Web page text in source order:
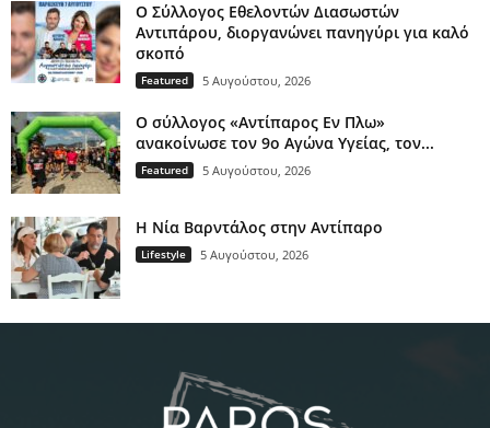
O Σύλλογος Εθελοντών Διασωστών
Αντιπάρου, διοργανώνει πανηγύρι για καλό
σκοπό
Featured 5 Αυγούστου, 2026
Ο σύλλογος «Αντίπαρος Εν Πλω»
ανακοίνωσε τον 9ο Αγώνα Υγείας, τον...
Featured 5 Αυγούστου, 2026
Η Νία Βαρντάλος στην Αντίπαρο
Lifestyle 5 Αυγούστου, 2026